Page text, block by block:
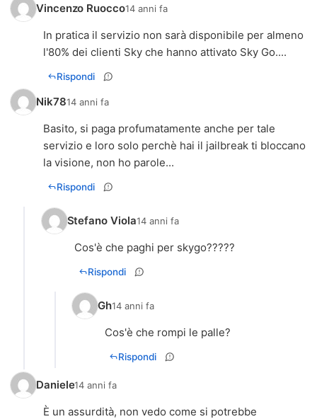
Vincenzo Ruocco14 anni fa
In pratica il servizio non sarà disponibile per almeno
l'80% dei clienti Sky che hanno attivato Sky Go....
Rispondi
Nik7814 anni fa
Basito, si paga profumatamente anche per tale
servizio e loro solo perchè hai il jailbreak ti bloccano
la visione, non ho parole...
Rispondi
Stefano Viola14 anni fa
Cos'è che paghi per skygo?????
Rispondi
Gh14 anni fa
Cos'è che rompi le palle?
Rispondi
Daniele14 anni fa
È un assurdità, non vedo come si potrebbe